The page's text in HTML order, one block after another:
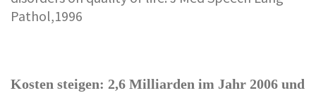
Pathol,1996
Kosten steigen: 2,6 Milliarden im Jahr 2006 und